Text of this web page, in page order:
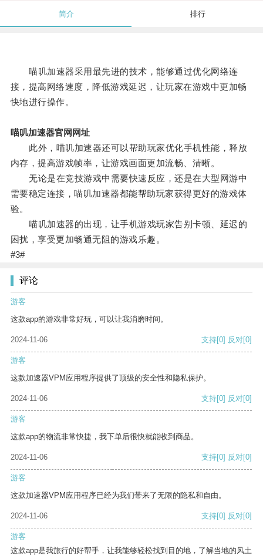
简介 排行
喵叽加速器采用最先进的技术，能够通过优化网络连
接，提高网络速度，降低游戏延迟，让玩家在游戏中更加畅
快地进行操作。
喵叽加速器官网网址
此外，喵叽加速器还可以帮助玩家优化手机性能，释放
内存，提高游戏帧率，让游戏画面更加流畅、清晰。
无论是在竞技游戏中需要快速反应，还是在大型网游中
需要稳定连接，喵叽加速器都能帮助玩家获得更好的游戏体
验。
喵叽加速器的出现，让手机游戏玩家告别卡顿、延迟的
困扰，享受更加畅通无阻的游戏乐趣。
#3#
评论
游客
这款app的游戏非常好玩，可以让我消磨时间。
2024-11-06 支持[0] 反对[0]
游客
这款加速器VPM应用程序提供了顶级的安全性和隐私保护。
2024-11-06 支持[0] 反对[0]
游客
这款app的物流非常快捷，我下单后很快就能收到商品。
2024-11-06 支持[0] 反对[0]
游客
这款加速器VPM应用程序已经为我们带来了无限的隐私和自由。
2024-11-06 支持[0] 反对[0]
游客
这款app是我旅行的好帮手，让我能够轻松找到目的地，了解当地的风土